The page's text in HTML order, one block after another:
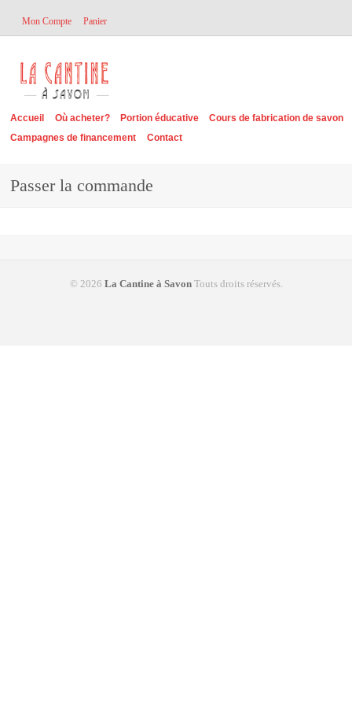
Mon Compte Panier
Accueil Où acheter? Portion éducative
Cours de fabrication de savon
Campagnes de financement
Contact
Passer la commande
© 2026 La Cantine à SavonTouts droits réservés.